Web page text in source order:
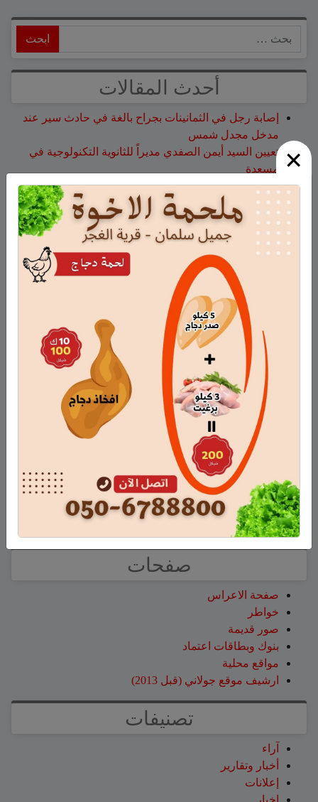
×
أحدث المقالات
إصابة رجل في الثمانينات بجراح بالغة في حادث سير عند
مدخل مجدل شمس
تعيين السيد أيمن الصفدي مديراً للثانوية التكنولوجية في
مسعدة
الجيش الإسرائيلي يعلن استكمال نحو 80% من حفر
التحصينات على طول الحدود في الجولان
وفاة المأسوف على شبابه إيهاب سليمان طراد من مجدل
شمس
وفاة السيدة أم صالح نجية سمارة من مجدل شمس
أحدث التعليقات
فارس أبو عدنانعلىتعيين السيد أيمن الصفدي مديراً
للثانوية التكنولوجية في مسعدة
فارس حمد
على
هل أصبح الزوج أو الزوجة مجرد سلعة
نتخلص منها بعد استعمالها؟
نبيه عويداتعلى
تخريج 14 نحالاً جديداً في الجولان بإشراف
جمعية نحالي الحرمون
عزات
تخريج 14 نحالاً جديداً في الجولان بإشراف
جمعية نحالي الحرمون
عقاب ابو شاهينعلى الجولاني هادي أبو رافع ينجح في
تسلق قمة مون بلان ويقود فريقاً إلى أعلى نقطة في أوروبا
الغربية
سلمان أبو عوادعلىهل أصبح الزوج أو الزوجة مجرد سلعة
نتخلص منها بعد استعمالها؟
صفحات
صفحة الاعراس
خواطر
صور قديمة
بنوك وبطاقات اعتماد
مواقع محلية
ارشيف موقع جولاني (قبل 2013)
تصنيفات
آراء
أخبار وتقارير
إعلانات
اخبار